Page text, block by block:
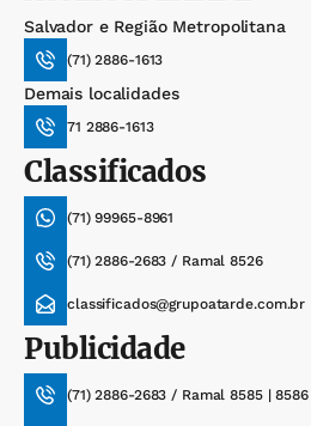
Salvador e Região Metropolitana
(71) 2886-1613
Demais localidades
71 2886-1613
Classificados
(71) 99965-8961
(71) 2886-2683 / Ramal 8526
classificados@grupoatarde.com.br
Publicidade
(71) 2886-2683 / Ramal 8585 | 8586